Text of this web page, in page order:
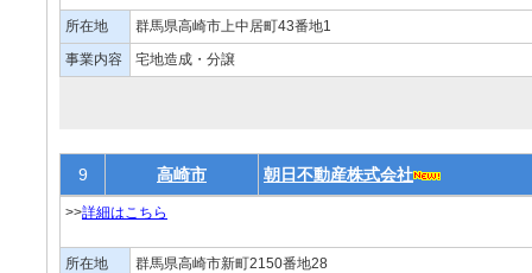
所在地
群馬県高崎市上中居町43番地1
事業内容
宅地造成・分譲
9 高崎市 朝日不動産株式会社
>>詳細はこちら
所在地
群馬県高崎市新町2150番地28